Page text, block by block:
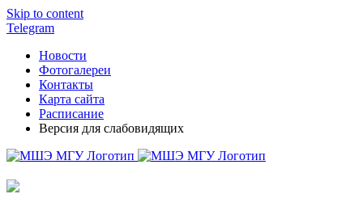
Skip to content
Telegram
Новости
Фотогалереи
Контакты
Карта сайта
Расписание
Версия для слабовидящих